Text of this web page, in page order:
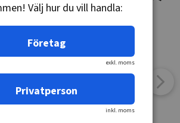
Välj hur du vill handla:
Företag
exkl. moms
Privatperson
inkl. moms